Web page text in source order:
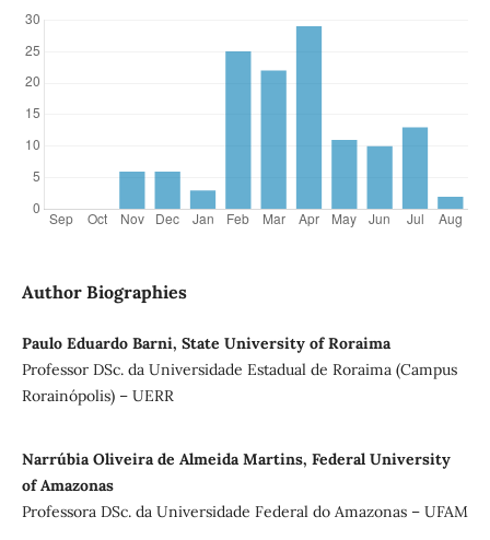
Author Biographies
Paulo Eduardo Barni, State University of Roraima
Professor DSc. da Universidade Estadual de Roraima (Campus
Rorainópolis) – UERR
Narrúbia Oliveira de Almeida Martins, Federal University
of Amazonas
Professora DSc. da Universidade Federal do Amazonas – UFAM